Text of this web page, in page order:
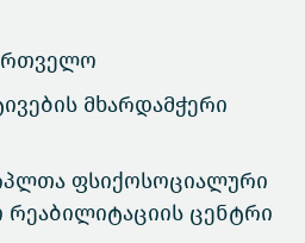
მხარდამჭერი
ფსიქოსოციალური
რეაბილიტაციის ცენტრი